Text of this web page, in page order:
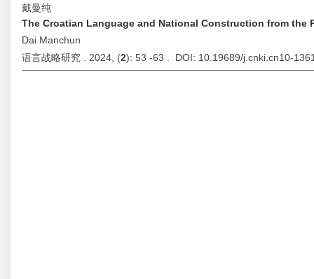
戴曼纯
The Croatian Language and National Construction from the
Dai Manchun
语言战略研究 . 2024, (2): 53 -63 . DOI: 10.19689/j.cnki.cn10-